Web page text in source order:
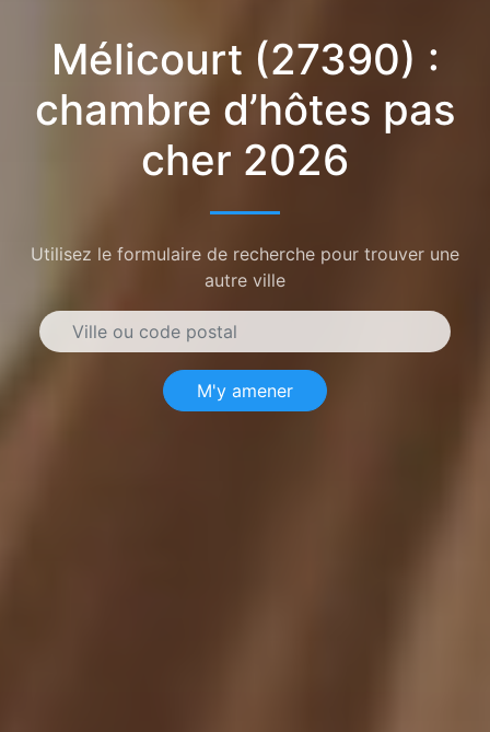
Mélicourt (27390) :
chambre d’hôtes pas
cher 2026
Utilisez le formulaire de recherche pour trouver une
autre ville
M'y amener